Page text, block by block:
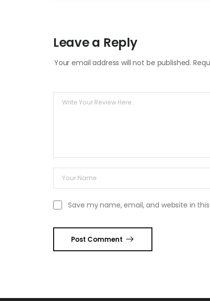
Leave a Reply
Your email address will not be published.
Save my name, email, and website in
Post Comment